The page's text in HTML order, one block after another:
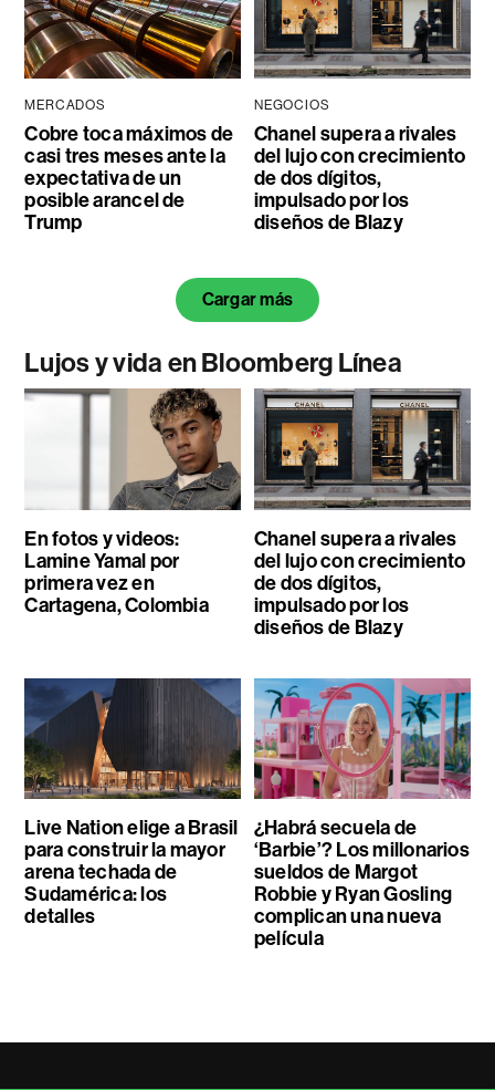
MERCADOS
Cobre toca máximos de
casi tres meses ante la
expectativa de un
posible arancel de
Trump
NEGOCIOS
Chanel supera a rivales
del lujo con crecimiento
de dos dígitos,
impulsado por los
diseños de Blazy
Cargar más
Lujos y vida en Bloomberg Línea
En fotos y videos:
Lamine Yamal por
primera vez en
Cartagena, Colombia
Chanel supera a rivales
del lujo con crecimiento
de dos dígitos,
impulsado por los
diseños de Blazy
Live Nation elige a Brasil
para construir la mayor
arena techada de
Sudamérica: los
detalles
¿Habrá secuela de
‘Barbie’? Los millonarios
sueldos de Margot
Robbie y Ryan Gosling
complican una nueva
película